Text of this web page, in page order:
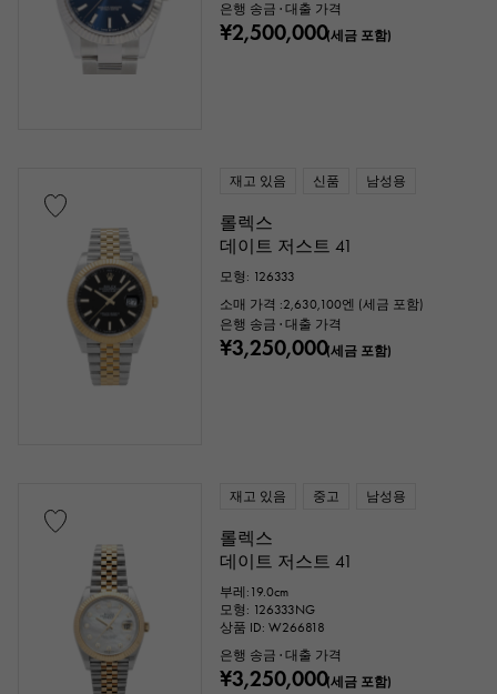
은행 송금 · 대출 가격
¥2,500,000(세금 포함)
재고 있음 신품 남성용
롤렉스
데이트 저스트 41
모형: 126333
소매 가격 :2,630,100엔 (세금 포함)
은행 송금 · 대출 가격
¥3,250,000(세금 포함)
재고 있음 중고 남성용
롤렉스
데이트 저스트 41
부레:19.0cm
모형: 126333NG
상품 ID: W266818
은행 송금 · 대출 가격
¥3,250,000(세금 포함)